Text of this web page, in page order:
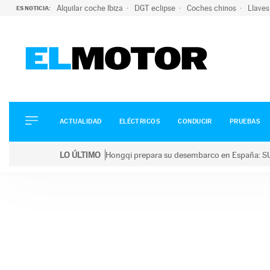
ES NOTICIA: Alquilar coche Ibiza DGT eclipse Coches chinos
ELÉCTRICOS
CONDUCIR
ACTUALIDAD ELÉCTRICOS CONDUCIR PRUEBAS
LO ÚLTIMO Hongqi prepara su desembarco en España: